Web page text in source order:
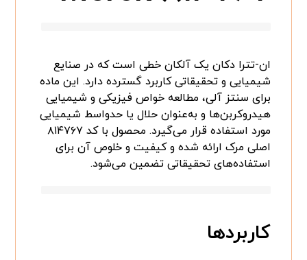
ان-تترا دکان یک آلکان خطی است که در صنایع
شیمیایی و تحقیقاتی کاربرد گسترده دارد. این ماده
برای سنتز آلی، مطالعه خواص فیزیکی و شیمیایی
هیدروکربن‌ها و به‌عنوان حلال یا حدواسط شیمیایی
مورد استفاده قرار می‌گیرد. محصول با کد ۸۱۴۷۶۷
اصلی مرک ارائه شده و کیفیت و خلوص آن برای
استفاده‌های تحقیقاتی تضمین می‌شود.
کاربردها